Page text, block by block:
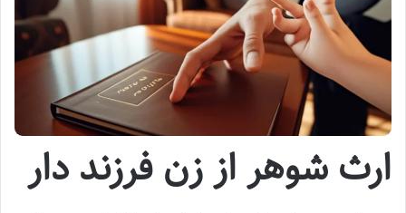
ارث شوهر از زن فرزند دار